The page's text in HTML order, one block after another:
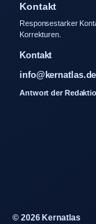
Kontakt
Responsestarker
Korrekturen.
Kontakt
info@kernatlas.de
Antwort der
© 2026 Kernatlas